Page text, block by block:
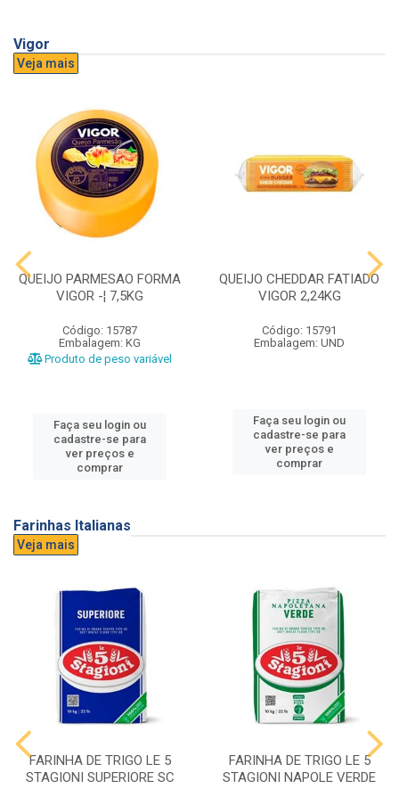
Vigor
Veja mais
QUEIJO PARMESAO FORMA
VIGOR -¦ 7,5KG
Código: 15787
Embalagem: KG
Produto de peso variável
Faça seu login ou
cadastre-se para
ver preços e
comprar
QUEIJO CHEDDAR FATIADO
VIGOR 2,24KG
Código: 15791
Embalagem: UND
Faça seu login ou
cadastre-se para
ver preços e
comprar
Farinhas Italianas
Veja mais
FARINHA DE TRIGO LE 5
STAGIONI SUPERIORE SC
FARINHA DE TRIGO LE 5
STAGIONI NAPOLE VERDE